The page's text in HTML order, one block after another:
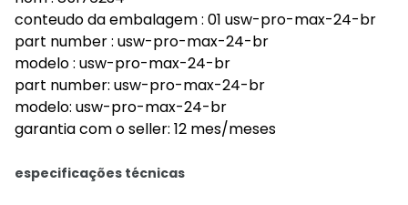
conteudo da embalagem : 01 usw-pro-max-24-br
part number : usw-pro-max-24-br
modelo : usw-pro-max-24-br
part number: usw-pro-max-24-br
modelo: usw-pro-max-24-br
garantia com o seller: 12 mes/meses
especificações técnicas